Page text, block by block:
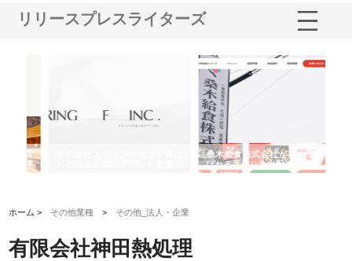
リリースプレスライターズ
株式会社スプリングエフが選ば
れる理由とOEMアパレル製造の
強み
桑木給食株式会社が福山市で選
ばれる手作り弁当配達の理由
ホーム > その他業種 > その他_法人・企業
有限会社神田熱処理